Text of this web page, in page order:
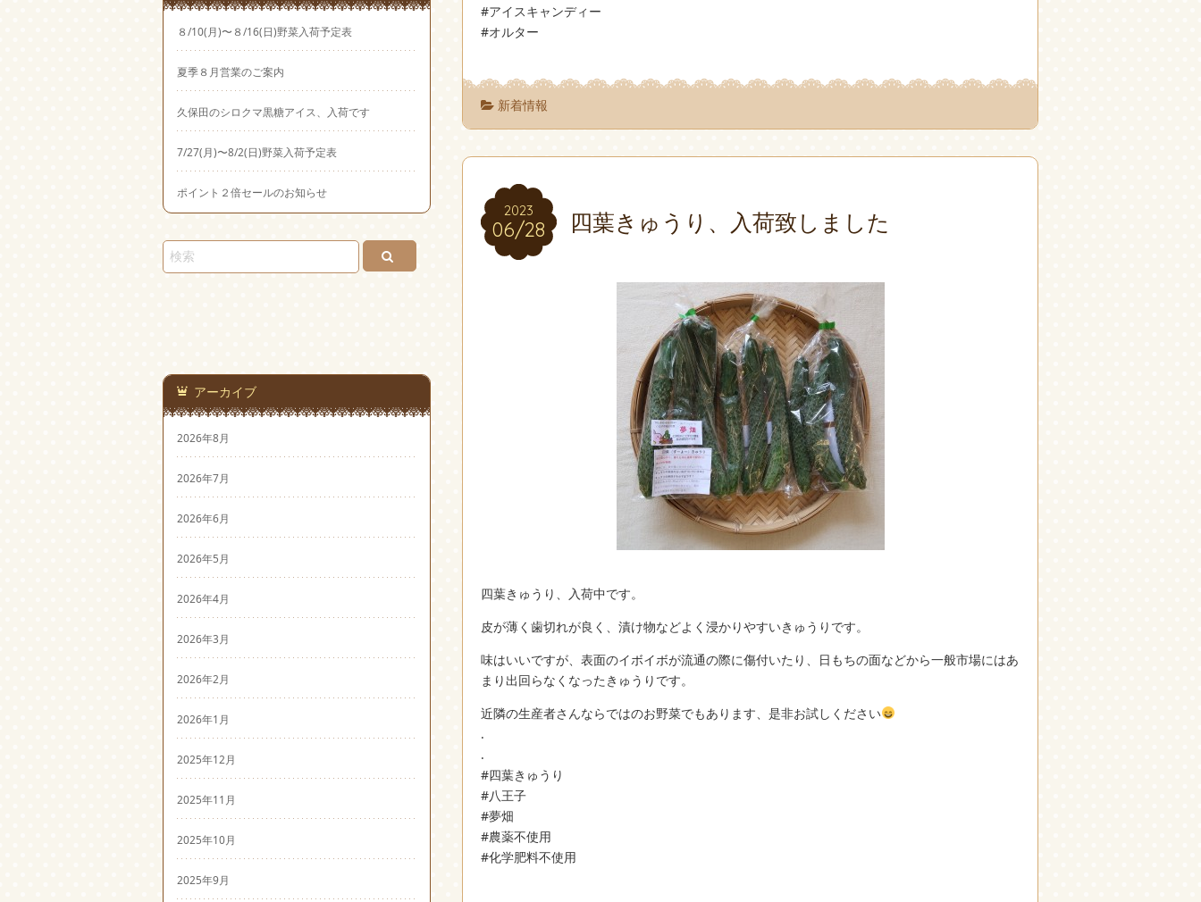
#アイスキャンディー
#オルター
新着情報
2023
06/28
2023
06/28 四葉きゅうり、入荷致しました
四葉きゅうり、入荷中です。
皮が薄く歯切れが良く、漬け物などよく浸かりやすいきゅうりです。
味はいいですが、表面のイボイボが流通の際に傷付いたり、日もちの面などから一般市場にはあ
まり出回らなくなったきゅうりです。
近隣の生産者さんならではのお野菜でもあります、是非お試しください
.
.
#四葉きゅうり
#八王子
#夢畑
#農薬不使用
#化学肥料不使用
８/10(月)〜８/16(日)野菜入荷予定表
夏季８月営業のご案内
久保田のシロクマ黒糖アイス、入荷です
7/27(月)〜8/2(日)野菜入荷予定表
ポイント２倍セールのお知らせ
アーカイブ
2026年8月
2026年7月
2026年6月
2026年5月
2026年4月
2026年3月
2026年2月
2026年1月
2025年12月
2025年11月
2025年10月
2025年9月